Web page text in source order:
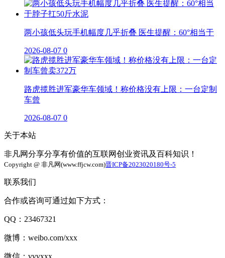
两小孩低头玩手机幅度几乎折叠 医生提醒：60°相当于
2026-08-07 0
路虎揽胜进军豪华车领域！称价格没有上限：一台定制
车曾
2026-08-07 0
关于本站
非凡网分享分享有价值的互联网创业资讯及百科知识！
Copyright @ 非凡网(www.ffjcw.com)晋ICP备2023020180号-5
联系我们
合作或咨询可通过如下方式：
QQ：23467321
微博：weibo.com/xxx
微信：vvvxxx